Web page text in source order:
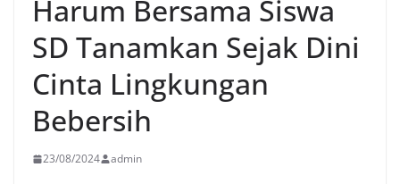
Harum Bersama Siswa
SD Tanamkan Sejak Dini
Cinta Lingkungan
Bebersih
23/08/2024 admin